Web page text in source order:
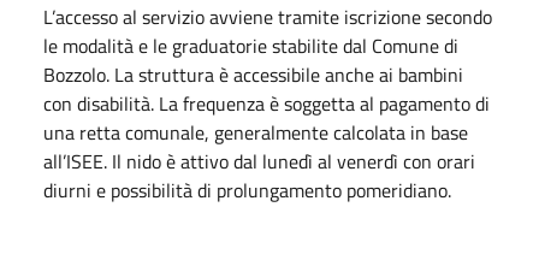
L’accesso al servizio avviene tramite iscrizione secondo
le modalità e le graduatorie stabilite dal Comune di
Bozzolo. La struttura è accessibile anche ai bambini
con disabilità. La frequenza è soggetta al pagamento di
una retta comunale, generalmente calcolata in base
all’ISEE. Il nido è attivo dal lunedì al venerdì con orari
diurni e possibilità di prolungamento pomeridiano.